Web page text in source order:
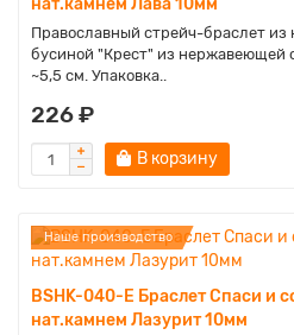
нат.камнем Лава 10мм
Православный стрейч-браслет
бусиной "Крест" из нержавеющей
~5,5 см. Упаковка..
226 ₽
В корзину
Наше производство
BSHK-040-E Браслет Спаси и
нат.камнем Лазурит 10мм